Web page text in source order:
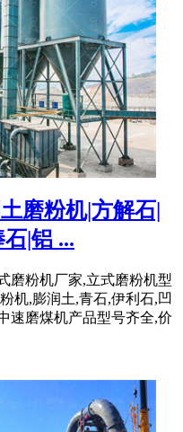
磨粉机|方解石|
|铝 ...
磨粉机厂家,立式磨粉机型
机,膨润土,青石,伊利石,凹
速磨煤机产品型号齐全,价